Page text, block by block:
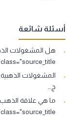
أسئلة شائعة
class="source_title">ا…
ج…
class="source_title">…